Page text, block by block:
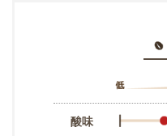
酸味